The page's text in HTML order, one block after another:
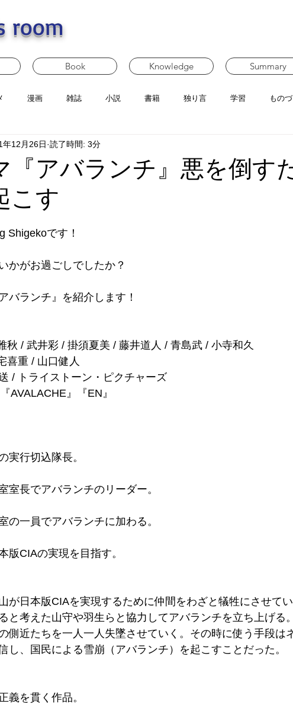
room
Book Knowledge Summary
漫画 雑誌 小説 書籍 独り言 学習 もの
『アバランチ』悪を倒す
こす
年12月26日 読了時間: 3分
Shigekoです！
かがお過ごしでしたか？
ランチ』を紹介します！
/ 武井彩 / 掛須夏美 / 藤井道人 / 青島武 / 小寺和久
喜重 / 山口健人
/ トライストーン・ピクチャーズ
AVALACHE』『EN』
行切込隊長。
長でアバランチのリーダー。
一員でアバランチに加わる。
CIAの実現を目指す。
が日本版CIAを実現するために仲間をわざと犠牲にさせて
と考えた山守や羽生らと協力してアバランチを立ち上げる
側近たちを一人一人失墜させていく。その時に使う手段は
し、国民による雪崩（アバランチ）を起こすことだった。
義を貫く作品。